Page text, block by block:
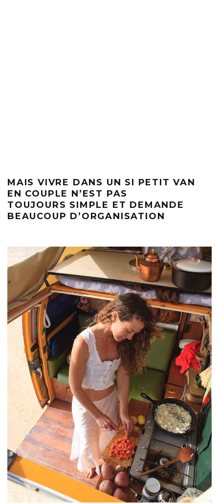
MAIS VIVRE DANS UN SI PETIT VAN
EN COUPLE N’EST PAS
TOUJOURS SIMPLE ET DEMANDE
BEAUCOUP D’ORGANISATION